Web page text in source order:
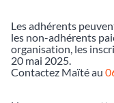
Les adhérents
les non-adhérents
organisation, les
20 mai 2025.
Contactez Maïté au